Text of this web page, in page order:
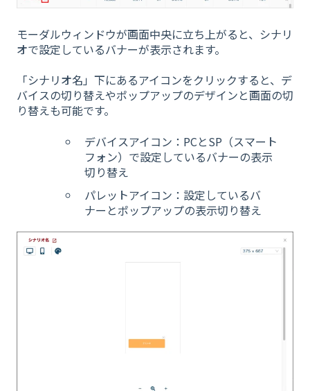
モーダルウィンドウが画面中央に立ち上がると、シナリ
オで設定しているバナーが表示されます。
「シナリオ名」下にあるアイコンをクリックすると、デ
バイスの切り替えやポップアップのデザインと画面の切
り替えも可能です。
デバイスアイコン：PCとSP（スマート
フォン）で設定しているバナーの表示
切り替え
パレットアイコン：設定しているバ
ナーとポップアップの表示切り替え